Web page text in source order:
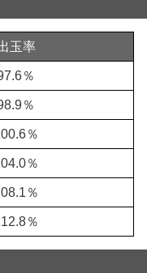
玉率
％
％
％
％
％
％